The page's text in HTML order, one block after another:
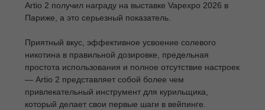
Artio 2 получил награду на выставке Vapexpo 2026 в
Париже, а это серьезный показатель.
Приятный вкус, эффективное усвоение солевого
никотина в правильной дозировке, предельная
простота использования и полное отсутствие настроек
— Artio 2 представляет собой более чем
привлекательный инструмент для курильщика,
который делает свои первые шаги в вейпинге.